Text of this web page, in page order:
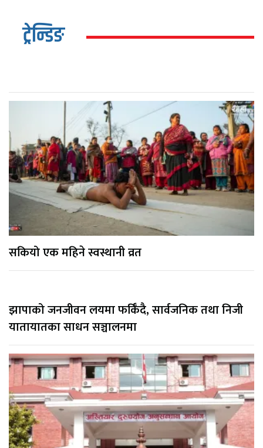
ट्रेन्डिङ
सकियो एक महिने स्वस्थानी व्रत
झापाको जनजीवन लयमा फर्किँदै, सार्वजनिक तथा निजी
यातायातका साधन सञ्चालनमा